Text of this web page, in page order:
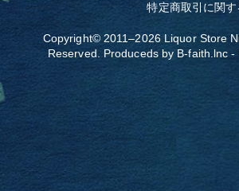
特定商取引に関す
Copyright© 2011–2026 Liquor Store
Reserved. Produceds by B-faith.lnc -